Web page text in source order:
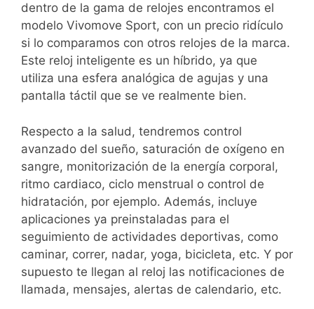
dentro de la gama de relojes encontramos el
modelo Vivomove Sport, con un precio ridículo
si lo comparamos con otros relojes de la marca.
Este reloj inteligente es un híbrido, ya que
utiliza una esfera analógica de agujas y una
pantalla táctil que se ve realmente bien.
Respecto a la salud, tendremos control
avanzado del sueño, saturación de oxígeno en
sangre, monitorización de la energía corporal,
ritmo cardiaco, ciclo menstrual o control de
hidratación, por ejemplo. Además, incluye
aplicaciones ya preinstaladas para el
seguimiento de actividades deportivas, como
caminar, correr, nadar, yoga, bicicleta, etc. Y por
supuesto te llegan al reloj las notificaciones de
llamada, mensajes, alertas de calendario, etc.